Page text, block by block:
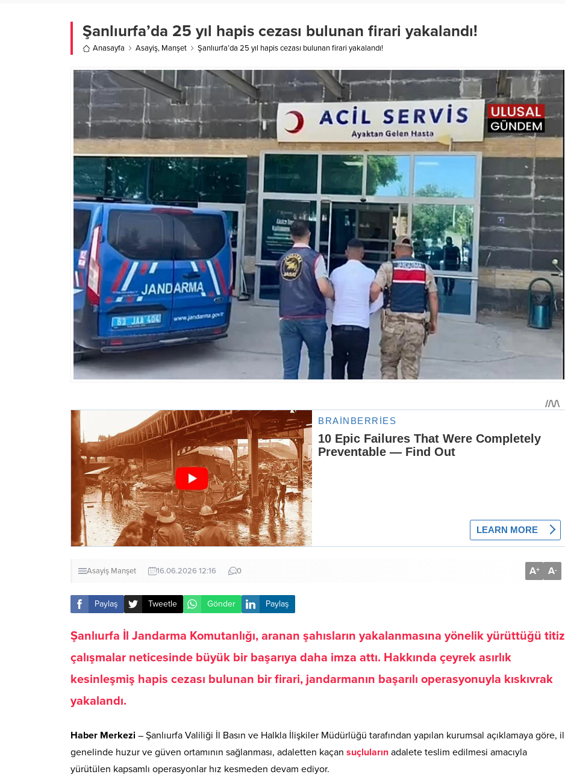
Şanlıurfa’da 25 yıl hapis cezası bulunan firari yakalandı!
Anasayfa Asayiş, Manşet Şanlıurfa’da 25 yıl hapis cezası bulunan firari yakalandı!
Asayiş Manşet 16.06.2026 12:16 0 A+ A-
Paylaş Tweetle Gönder Paylaş
Şanlıurfa İl Jandarma Komutanlığı, aranan şahısların yakalanmasına yönelik yürüttüğü titiz
çalışmalar neticesinde büyük bir başarıya daha imza attı. Hakkında çeyrek asırlık
kesinleşmiş hapis cezası bulunan bir firari, jandarmanın başarılı operasyonuyla kıskıvrak
yakalandı.
Haber Merkezi – Şanlıurfa Valiliği İl Basın ve Halkla İlişkiler Müdürlüğü tarafından yapılan kurumsal açıklamaya göre, il
genelinde huzur ve güven ortamının sağlanması, adaletten kaçan suçluların adalete teslim edilmesi amacıyla
yürütülen kapsamlı operasyonlar hız kesmeden devam ediyor.